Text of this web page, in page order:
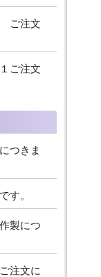
ご注文
ご注文
つきま
す。
製につ
注文に